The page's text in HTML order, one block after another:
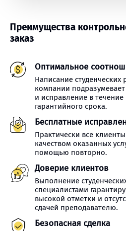
Преимущества
заказ
Оптимальное
Написание
компании
и исправление в
гарантийного срока.
Бесплатные
Практически все
качеством оказанных
помощью повторно.
Доверие клиентов
Выполнение
специалистами
высокой отметки и
сдачей преподавателю.
Безопасная сделка